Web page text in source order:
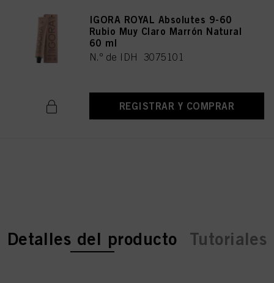
IGORA ROYAL Absolutes 9-60
Rubio Muy Claro Marrón Natural
60 ml
N.º de IDH 3075101
REGISTRAR Y COMPRAR
current tab:
current tab:
Detalles del producto Tutoriales